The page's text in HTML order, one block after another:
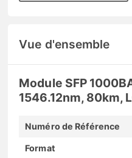
Vue d'ensemble
Module SFP
1546.12nm, 80km,
Numéro de Référence
Format